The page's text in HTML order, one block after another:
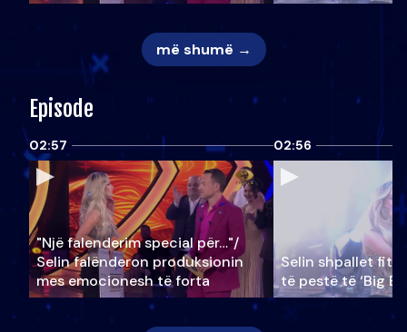
më shumë →
Episode
02:57
"Një falenderim special për…"/
Selin falënderon produksionin
mes emocionesh të forta
02:56
Selin shpallet
të pestë të ‘Big